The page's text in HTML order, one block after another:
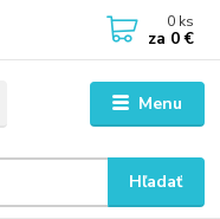
Menu
Hľadať
0 ks
za 0 €